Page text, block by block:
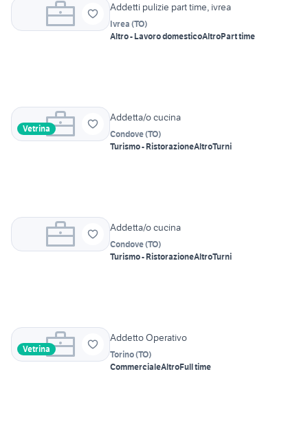
Addetti pulizie part time, ivrea
Ivrea (TO)
Altro - Lavoro domesticoAltroPart time
Vetrina
Addetta/o cucina
Condove(TO)
Turismo - RistorazioneAltroTurni
Addetta/o cucina
Condove(TO)
Turismo - RistorazioneAltroTurni
Vetrina
Addetto Operativo
Torino(TO)
CommercialeAltroFull time